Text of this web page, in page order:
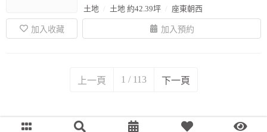
土地
土地 約42.39坪 座東朝西
上一頁 1 / 113 下一頁